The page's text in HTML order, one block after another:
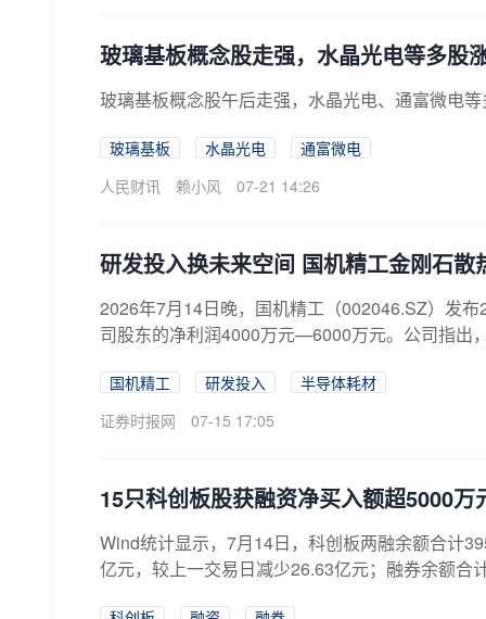
玻璃基板概念股走强，水晶光电等多股
玻璃基板概念股午后走强，水晶光电、通富微电
玻璃基板 水晶光电
通富微电
人民财讯
赖小风 07-21 14:26
研发投入换未来空间 国机精工金刚石
2026年7月14日晚，国机精工（002046.SZ）发
司股东的净利润4000万元—6000万元。公司指出
国机精工 研发投入
半导体耗材
证券时报网
07-15 17:05
15只科创板股获融资净买入额超5000万
Wind统计显示，7月14日，科创板两融余额合计
亿元，较上一交易日减少26.63亿元；融券余额合